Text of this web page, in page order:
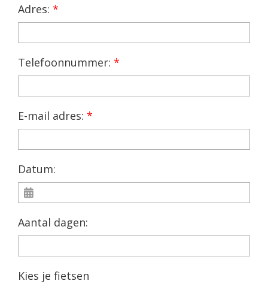
Adres: *
Telefoonnummer: *
E-mail adres: *
Datum:
Aantal dagen:
Kies je fietsen